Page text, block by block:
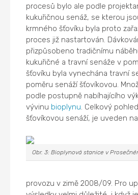
procesů bylo ale podle
kukuřičnou senáž, se kterou
krmného šťovíku byla proto
proces již nastartován.
přizpůsobeno tradičnímu
kukuřičné a travní senáže v
šťovíku byla vynechána travní
poměru senáží šťovíkovou.
podle postupně nabíhajícího
vývinu bioplynu. Celkový
šťovíkovou senáží, je uveden
Obr. 3: Bioplynová stanice v
provozu v zimě 2008/09. Pro